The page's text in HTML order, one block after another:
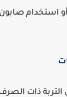
صابون
التربة ذات